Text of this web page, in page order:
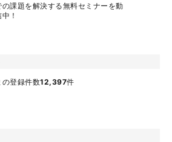
の課題を解決する無料セミナーを動
！
の登録件数12,397件